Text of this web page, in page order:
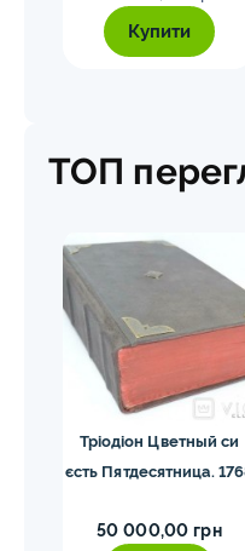
Купити
ТОП
Тріодіон Цветный си
єсть Пятдесятница.
50 000,00 грн